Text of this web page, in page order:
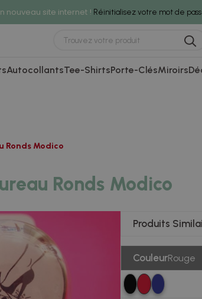
nouveau site internet ! Réinitialisez votre mot de
AutocollantsTee-ShirtsPorte-ClésMiroirs
Ronds Modico
Ronds Modico
Produits
CouleurRouge